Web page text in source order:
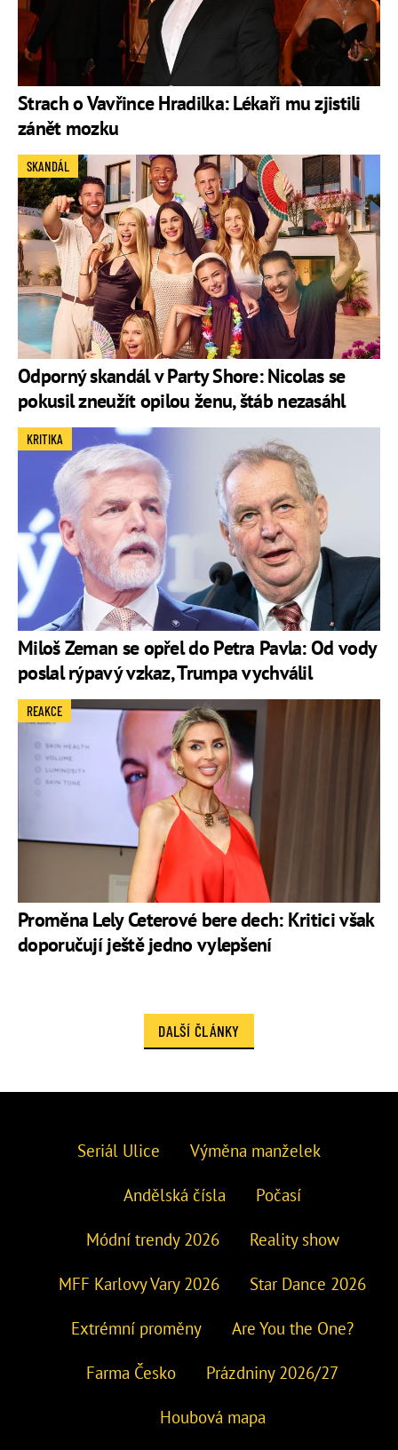
Strach o Vavřince Hradilka: Lékaři mu zjistili
zánět mozku
Odporný skandál v Party Shore: Nicolas se
pokusil zneužít opilou ženu, štáb nezasáhl
SKANDÁL
Miloš Zeman se opřel do Petra Pavla: Od vody
poslal rýpavý vzkaz, Trumpa vychválil
KRITIKA
Proměna Lely Ceterové bere dech: Kritici však
doporučují ještě jedno vylepšení
REAKCE
DALŠÍ ČLÁNKY
Seriál Ulice Výměna manželek
Andělská čísla Počasí
Módní trendy 2026 Reality show
MFF Karlovy Vary 2026 Star Dance 2026
Extrémní proměny Are You the One?
Farma Česko Prázdniny 2026/27
Houbová mapa